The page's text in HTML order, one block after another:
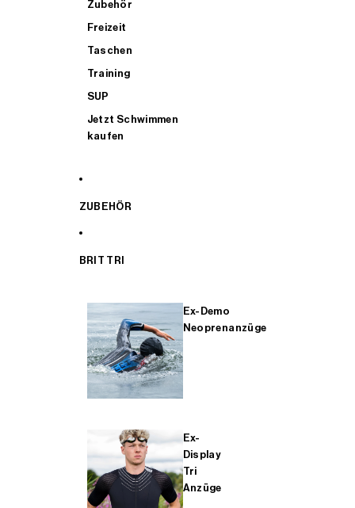
Zubehör
Freizeit
Taschen
Training
SUP
Jetzt Schwimmen
kaufen
ZUBEHÖR
BRIT TRI
Ex-Demo
Neoprenanzüge
Ex-
Display
Tri
Anzüge